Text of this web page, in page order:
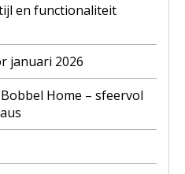
en functionaliteit
januari 2026
Home – sfeervol